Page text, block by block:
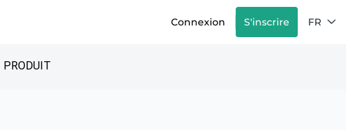
Connexion S'inscrire FR
PRODUIT